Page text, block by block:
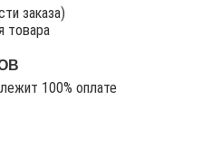
заказа)
товара
100% оплате